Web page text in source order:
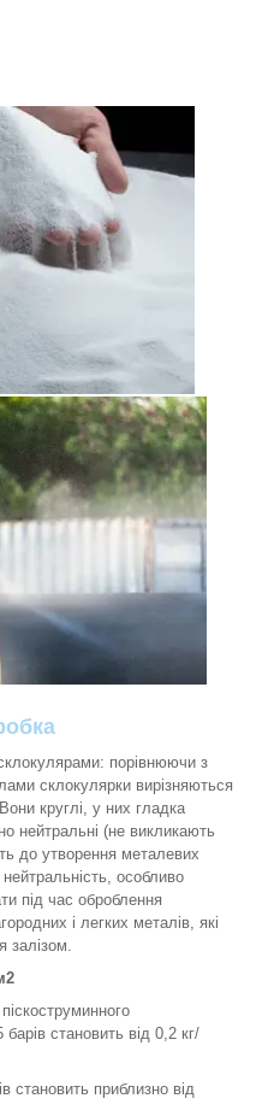
порівнюючи з
склокулярки вирізняються
круглі, у них гладка
нейтральні (не викликають
до утворення металевих
особливо
під час оброблення
і легких металів, які
залізом.
становить від 0,2 кг/
становить приблизно від